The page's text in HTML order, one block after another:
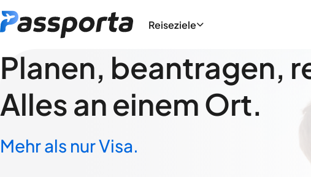
Reiseziele
Planen, beantragen,
Alles an einem Ort.
Mehr als nur Visa.